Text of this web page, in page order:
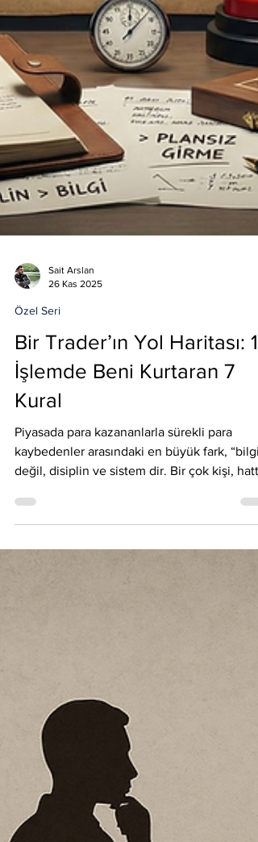
26 Kas 2025
Özel Seri
Bir Trader’ın Yol Haritası:
İşlemde Beni Kurtaran 7
Kural
Piyasada para kazananlarla sürekli para
değil, disiplin ve sistem dir. Bir çok kişi, hatta
özellikle eğitim verdiğim yüzlerce insan ile
indikatörleri ezberlemiş durumda. Ama emir